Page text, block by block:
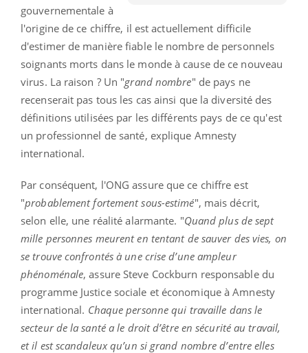
gouvernementale à
l'origine de ce chiffre, il est actuellement difficile
d'estimer de manière fiable le nombre de personnels
soignants morts dans le monde à cause de ce nouveau
virus. La raison ? Un "grand nombre" de pays ne
recenserait pas tous les cas ainsi que la diversité des
définitions utilisées par les différents pays de ce qu'est
un professionnel de santé, explique Amnesty
international.
Par conséquent, l'ONG assure que ce chiffre est
"probablement fortement sous-estimé", mais décrit,
selon elle, une réalité alarmante. "Quand plus de sept
mille personnes meurent en tentant de sauver des vies, on
se trouve confrontés à une crise d’une ampleur
phénoménale, assure Steve Cockburn responsable du
programme Justice sociale et économique à Amnesty
international. Chaque personne qui travaille dans le
secteur de la santé a le droit d’être en sécurité au travail,
et il est scandaleux qu’un si grand nombre d’entre elles